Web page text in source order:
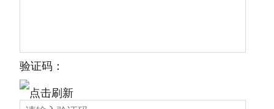
验证码：